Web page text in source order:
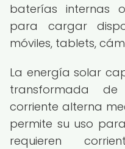
baterías internas
para cargar
móviles, tablets,
La energía solar
transformada
corriente alterna
permite su uso
requieren